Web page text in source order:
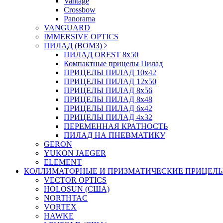
Crossbow
Panorama
VANGUARD
IMMERSIVE OPTICS
ПИЛАД (ВОМЗ)
ПИЛАД OREST 8х50
Компактные прицелы Пилад
ПРИЦЕЛЫ ПИЛАД 10х42
ПРИЦЕЛЫ ПИЛАД 12х50
ПРИЦЕЛЫ ПИЛАД 8х56
ПРИЦЕЛЫ ПИЛАД 8х48
ПРИЦЕЛЫ ПИЛАД 6х42
ПРИЦЕЛЫ ПИЛАД 4х32
ПЕРЕМЕННАЯ КРАТНОСТЬ
ПИЛАД НА ПНЕВМАТИКУ
GERON
YUKON JAEGER
ELEMENT
КОЛЛИМАТОРНЫЕ И ПРИЗМАТИЧЕСКИЕ
VECTOR OPTICS
HOLOSUN (США)
NORTHTAC
VORTEX
HAWKE